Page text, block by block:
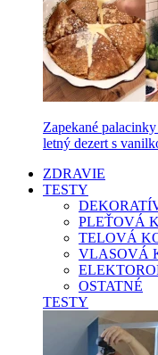
Zapekané
letný dezert s
ZDRAVIE
TESTY
PLEŤOVÁ
TELOVÁ
VLASOVÁ
OSTATNÉ
TESTY